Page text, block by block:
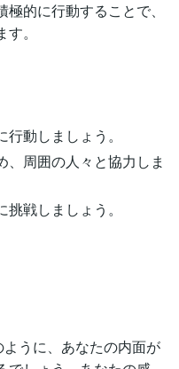
的に行動することで、
。
動しましょう。
、周囲の人々と協力しま
戦しましょう。
うに、あなたの内面が